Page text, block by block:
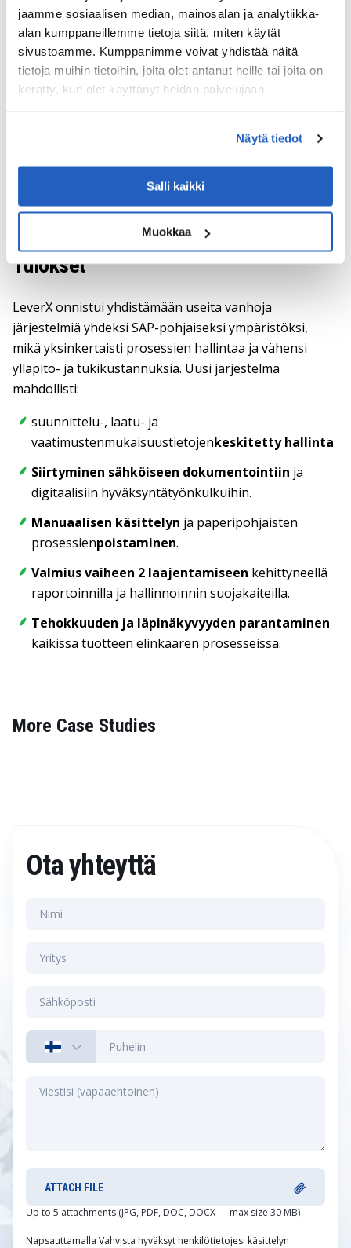
jaamme sosiaalisen median, mainosalan ja analytiikka-
alan kumppaneillemme tietoja siitä, miten käytät
sivustoamme. Kumppanimme voivat yhdistää näitä
tietoja muihin tietoihin, joita olet antanut heille tai joita on
kerätty, kun olet käyttänyt heidän palvelujaan.
Näytä tiedot
Salli kaikki
Muokkaa
Automaatio materiaalin master-asetuksiin, BOM-
migraatioihin ja tarvittaviin tietolaajennuksiin.
Tietojen siirto:Velox
Tietojen poimiminen ja konsolidointi useista
Asiakirjojen digitointi ja hyväksyntä:Cideon
Conversion Engine
Paperidokumenttien muuntaminen PDF-tiedostoiksi
ja sähköisten hyväksyntöjen mahdollistaminen.
Tulokset
LeverX onnistui yhdistämään useita vanhoja
järjestelmiä yhdeksi SAP-pohjaiseksi ympäristöksi,
mikä yksinkertaisti prosessien hallintaa ja vähensi
ylläpito- ja tukikustannuksia. Uusi järjestelmä
mahdollisti:
suunnittelu-, laatu- ja
vaatimustenmukaisuustietojenkeskitetty hallinta
Siirtyminen sähköiseen dokumentointiin ja
digitaalisiin hyväksyntätyönkulkuihin.
Manuaalisen käsittelyn ja paperipohjaisten
prosessienpoistaminen.
Valmius vaiheen 2 laajentamiseen kehittyneellä
raportoinnilla ja hallinnoinnin suojakaiteilla.
Tehokkuuden ja läpinäkyvyyden parantaminen
kaikissa tuotteen elinkaaren prosesseissa.
More Case Studies
Ota yhteyttä
ATTACH FILE
Up to 5 attachments (JPG, PDF, DOC, DOCX — max size 30 MB)
Napsauttamalla Vahvista hyväksyt henkilötietojesi käsittelyn